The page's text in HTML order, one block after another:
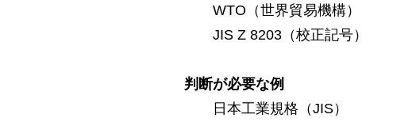
WTO（世界貿易機構）
JIS Z 8203（校正記号）
判断が必要な例
日本工業規格（JIS）